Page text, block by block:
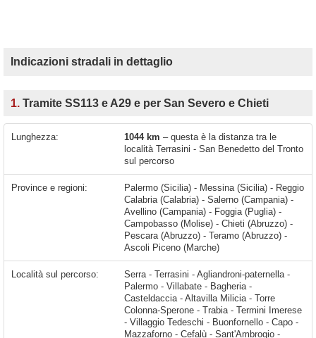
Indicazioni stradali in dettaglio
1. Tramite SS113 e A29 e per San Severo e Chieti
Lunghezza: 1044 km – questa è la distanza tra le
località Terrasini - San Benedetto del Tronto
sul percorso
Province e regioni:
Palermo (Sicilia) - Messina (Sicilia) - Reggio
Calabria (Calabria) - Salerno (Campania) -
Avellino (Campania) - Foggia (Puglia) -
Campobasso (Molise) - Chieti (Abruzzo) -
Pescara (Abruzzo) - Teramo (Abruzzo) -
Ascoli Piceno (Marche)
Località sul percorso: Serra - Terrasini - Agliandroni-paternella - Palermo - Villabate - Bagheria - Casteldaccia - Altavilla Milicia - Torre Colonna-Sperone - Trabia - Termini Imerese - Villaggio Tedeschi - Buonfornello - Capo - Mazzaforno - Cefalù - Sant'Ambrogio - Castel di Tusa - Santo Stefano di Camastra - Acquedolci - Sant'Agata di Militello - Torrenova - Rocca di Capri Leone - Capo d'Orlando - Brolo - Patti - Mongiove - Oliveri - Falcone - Barcellona Pozzo di Gotto - Milazzo - Olivarella-Corriolo - Archi - Messina - Villa San Giovanni - Campo Calabro -